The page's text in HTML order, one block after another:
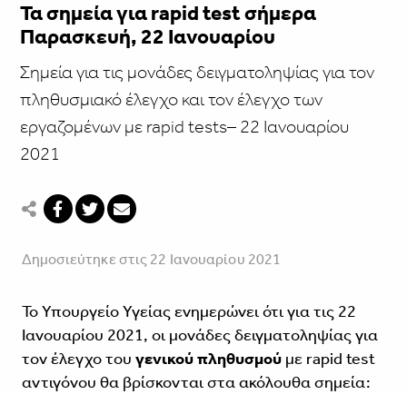
Τα σημεία για rapid test σήμερα
Παρασκευή, 22 Ιανουαρίου
Σημεία για τις μονάδες δειγματοληψίας για τον
πληθυσμιακό έλεγχο και τον έλεγχο των
εργαζομένων με rapid tests– 22 Ιανουαρίου
2021
Δημοσιεύτηκε στις 22 Ιανουαρίου 2021
Το Υπουργείο Υγείας ενημερώνει ότι για τις 22
Ιανουαρίου 2021, οι μονάδες δειγματοληψίας για
τον έλεγχο του γενικού πληθυσμούμε rapid test
αντιγόνου θα βρίσκονται στα ακόλουθα σημεία: